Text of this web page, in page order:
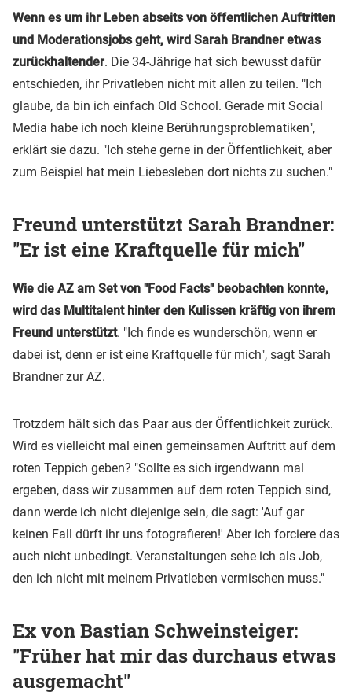
Wenn es um ihr Leben abseits von öffentlichen Auftritten
und Moderationsjobs geht, wird Sarah Brandner etwas
zurückhaltender. Die 34-Jährige hat sich bewusst dafür
entschieden, ihr Privatleben nicht mit allen zu teilen. "Ich
glaube, da bin ich einfach Old School. Gerade mit Social
Media habe ich noch kleine Berührungsproblematiken",
erklärt sie dazu. "Ich stehe gerne in der Öffentlichkeit, aber
zum Beispiel hat mein Liebesleben dort nichts zu suchen."
Freund unterstützt Sarah Brandner:
"Er ist eine Kraftquelle für mich"
Wie die AZ am Set von "Food Facts" beobachten konnte,
wird das Multitalent hinter den Kulissen kräftig von ihrem
Freund unterstützt. "Ich finde es wunderschön, wenn er
dabei ist, denn er ist eine Kraftquelle für mich", sagt Sarah
Brandner zur AZ.
Trotzdem hält sich das Paar aus der Öffentlichkeit zurück.
Wird es vielleicht mal einen gemeinsamen Auftritt auf dem
roten Teppich geben? "Sollte es sich irgendwann mal
ergeben, dass wir zusammen auf dem roten Teppich sind,
dann werde ich nicht diejenige sein, die sagt: 'Auf gar
keinen Fall dürft ihr uns fotografieren!' Aber ich forciere das
auch nicht unbedingt. Veranstaltungen sehe ich als Job,
den ich nicht mit meinem Privatleben vermischen muss."
Ex von Bastian Schweinsteiger:
"Früher hat mir das durchaus etwas
ausgemacht"